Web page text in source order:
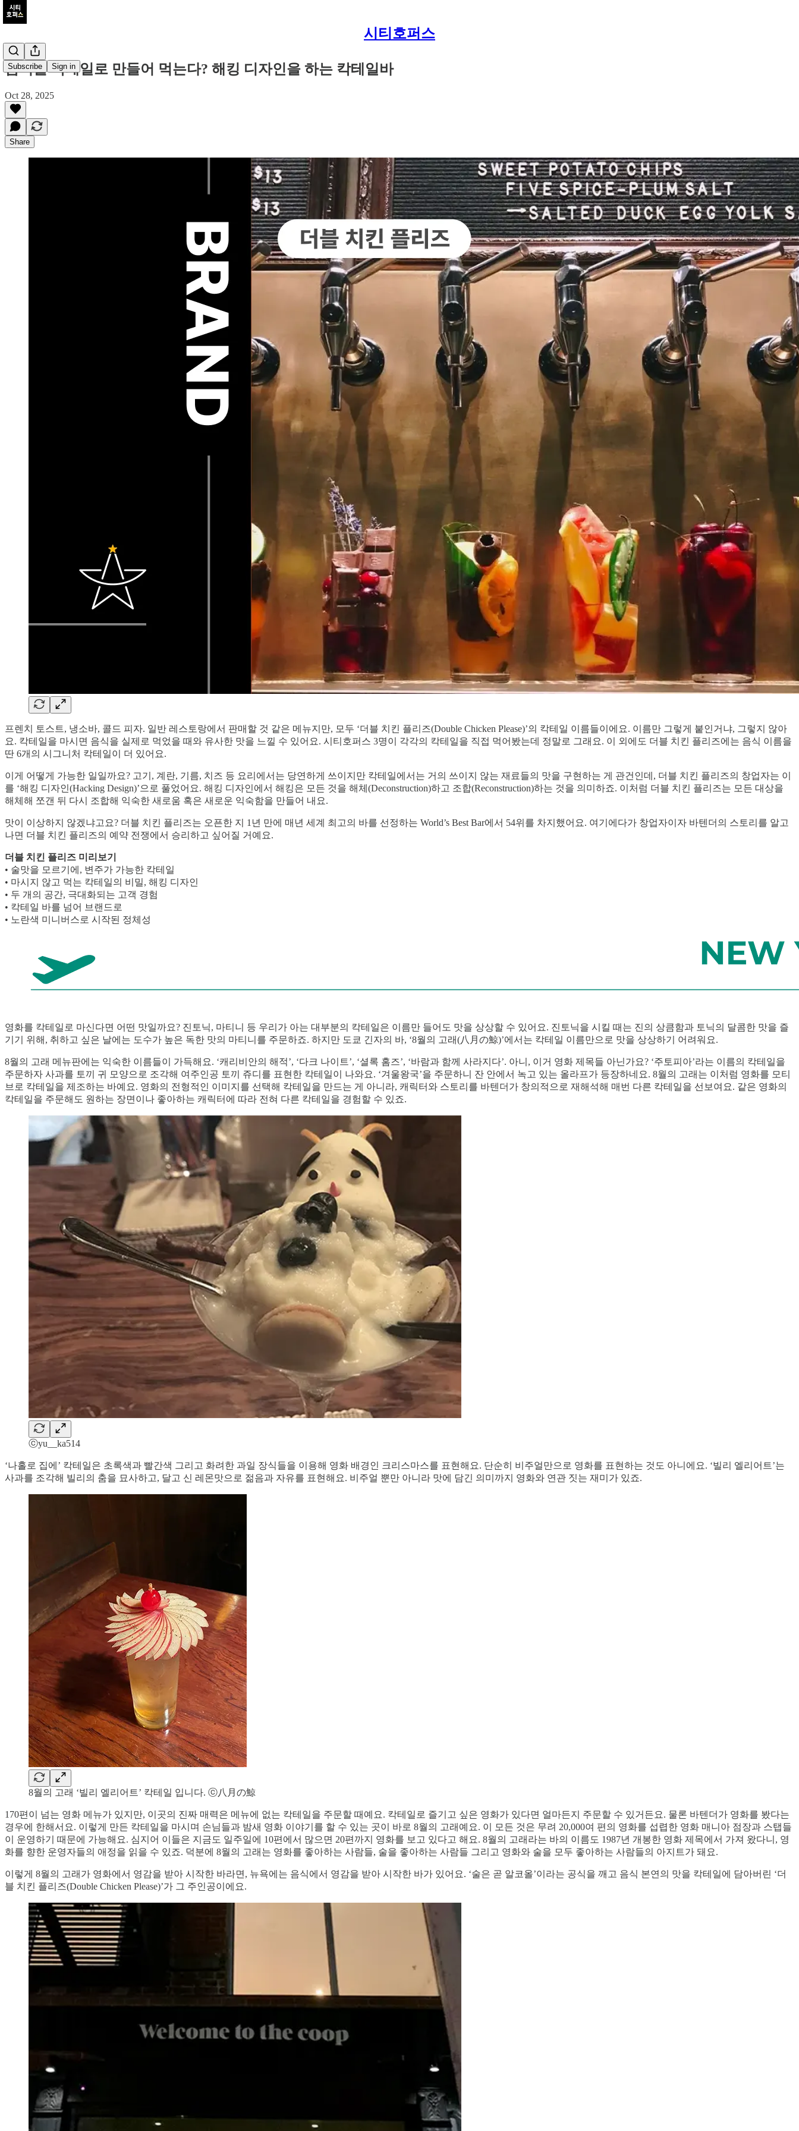
시티호퍼스
Subscribe Sign in
음식을 칵테일로 만들어 먹는다? 해킹 디자인을 하는 칵테일바
Oct 28, 2025
Share
프렌치 토스트, 냉소바, 콜드 피자. 일반 레스토랑에서 판매할 것 같은 메뉴지만, 모두 ‘더블 치킨 플리즈(Double Chicken Please)’의 칵테일 이름들이에요. 이름만 그렇게 붙인거냐, 그렇지 않아
요. 칵테일을 마시면 음식을 실제로 먹었을 때와 유사한 맛을 느낄 수 있어요. 시티호퍼스 3명이 각각의 칵테일을 직접 먹어봤는데 정말로 그래요. 이 외에도 더블 치킨 플리즈에는 음식 이름을
딴 6개의 시그니처 칵테일이 더 있어요.
이게 어떻게 가능한 일일까요? 고기, 계란, 기름, 치즈 등 요리에서는 당연하게 쓰이지만 칵테일에서는 거의 쓰이지 않는 재료들의 맛을 구현하는 게 관건인데, 더블 치킨 플리즈의 창업자는 이
를 ‘해킹 디자인(Hacking Design)’으로 풀었어요. 해킹 디자인에서 해킹은 모든 것을 해체(Deconstruction)하고 조합(Reconstruction)하는 것을 의미하죠. 이처럼 더블 치킨 플리즈는 모든 대상을
해체해 쪼갠 뒤 다시 조합해 익숙한 새로움 혹은 새로운 익숙함을 만들어 내요.
맛이 이상하지 않겠냐고요? 더블 치킨 플리즈는 오픈한 지 1년 만에 매년 세계 최고의 바를 선정하는 World’s Best Bar에서 54위를 차지했어요. 여기에다가 창업자이자 바텐더의 스토리를 알고
나면 더블 치킨 플리즈의 예약 전쟁에서 승리하고 싶어질 거예요.
더블 치킨 플리즈 미리보기
• 술맛을 모르기에, 변주가 가능한 칵테일
• 마시지 않고 먹는 칵테일의 비밀, 해킹 디자인
• 두 개의 공간, 극대화되는 고객 경험
• 칵테일 바를 넘어 브랜드로
• 노란색 미니버스로 시작된 정체성
영화를 칵테일로 마신다면 어떤 맛일까요? 진토닉, 마티니 등 우리가 아는 대부분의 칵테일은 이름만 들어도 맛을 상상할 수 있어요. 진토닉을 시킬 때는 진의 상큼함과 토닉의 달콤한 맛을 즐
기기 위해, 취하고 싶은 날에는 도수가 높은 독한 맛의 마티니를 주문하죠. 하지만 도쿄 긴자의 바, ‘8월의 고래(八月の鯨)’에서는 칵테일 이름만으로 맛을 상상하기 어려워요.
8월의 고래 메뉴판에는 익숙한 이름들이 가득해요. ‘캐리비안의 해적’, ‘다크 나이트’, ‘셜록 홈즈’, ‘바람과 함께 사라지다’. 아니, 이거 영화 제목들 아닌가요? ‘주토피아’라는 이름의 칵테일을
주문하자 사과를 토끼 귀 모양으로 조각해 여주인공 토끼 쥬디를 표현한 칵테일이 나와요. ‘겨울왕국’을 주문하니 잔 안에서 녹고 있는 올라프가 등장하네요. 8월의 고래는 이처럼 영화를 모티
브로 칵테일을 제조하는 바예요. 영화의 전형적인 이미지를 선택해 칵테일을 만드는 게 아니라, 캐릭터와 스토리를 바텐더가 창의적으로 재해석해 매번 다른 칵테일을 선보여요. 같은 영화의
칵테일을 주문해도 원하는 장면이나 좋아하는 캐릭터에 따라 전혀 다른 칵테일을 경험할 수 있죠.
ⓒyu__ka514
‘나홀로 집에’ 칵테일은 초록색과 빨간색 그리고 화려한 과일 장식들을 이용해 영화 배경인 크리스마스를 표현해요. 단순히 비주얼만으로 영화를 표현하는 것도 아니에요. ‘빌리 엘리어트’는
사과를 조각해 빌리의 춤을 묘사하고, 달고 신 레몬맛으로 젊음과 자유를 표현해요. 비주얼 뿐만 아니라 맛에 담긴 의미까지 영화와 연관 짓는 재미가 있죠.
8월의 고래 ‘빌리 엘리어트’ 칵테일 입니다. ⓒ八月の鯨
170편이 넘는 영화 메뉴가 있지만, 이곳의 진짜 매력은 메뉴에 없는 칵테일을 주문할 때예요. 칵테일로 즐기고 싶은 영화가 있다면 얼마든지 주문할 수 있거든요. 물론 바텐더가 영화를 봤다는
경우에 한해서요. 이렇게 만든 칵테일을 마시며 손님들과 밤새 영화 이야기를 할 수 있는 곳이 바로 8월의 고래예요. 이 모든 것은 무려 20,000여 편의 영화를 섭렵한 영화 매니아 점장과 스탭들
이 운영하기 때문에 가능해요. 심지어 이들은 지금도 일주일에 10편에서 많으면 20편까지 영화를 보고 있다고 해요. 8월의 고래라는 바의 이름도 1987년 개봉한 영화 제목에서 가져 왔다니, 영
화를 향한 운영자들의 애정을 읽을 수 있죠. 덕분에 8월의 고래는 영화를 좋아하는 사람들, 술을 좋아하는 사람들 그리고 영화와 술을 모두 좋아하는 사람들의 아지트가 돼요.
이렇게 8월의 고래가 영화에서 영감을 받아 시작한 바라면, 뉴욕에는 음식에서 영감을 받아 시작한 바가 있어요. ‘술은 곧 알코올’이라는 공식을 깨고 음식 본연의 맛을 칵테일에 담아버린 ‘더
블 치킨 플리즈(Double Chicken Please)’가 그 주인공이에요.